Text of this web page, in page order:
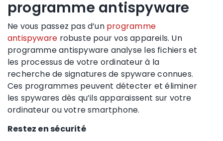
programme antispyware
Ne vous passez pas d’un programme
antispyware robuste pour vos appareils. Un
programme antispyware analyse les fichiers et
les processus de votre ordinateur à la
recherche de signatures de spyware connues.
Ces programmes peuvent détecter et éliminer
les spywares dès qu’ils apparaissent sur votre
ordinateur ou votre smartphone.
Restez en sécurité